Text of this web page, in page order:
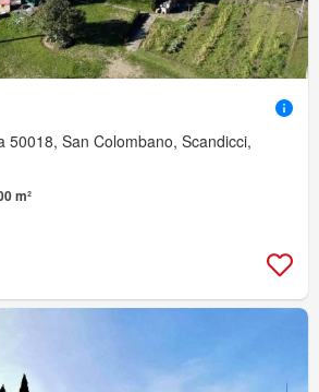
50018, San Colombano, Scandicci,
m²